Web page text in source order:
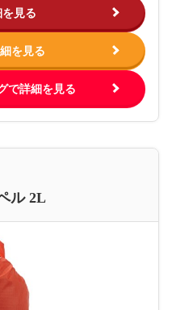
見る
を見る
で詳細を見る
ル 2L